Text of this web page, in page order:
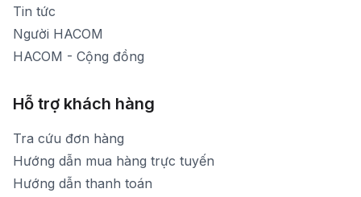
Tin tức
Người HACOM
HACOM - Cộng đồng
Hỗ trợ khách hàng
Tra cứu đơn hàng
Hướng dẫn mua hàng trực tuyến
Hướng dẫn thanh toán